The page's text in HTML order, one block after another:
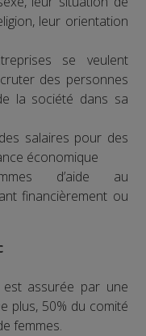
leur orientation
se veulent
des personnes
la société dans sa
salaires pour des
économique
d’aide au
financièrement ou
assurée par une
plus, 50% du comité
femmes.